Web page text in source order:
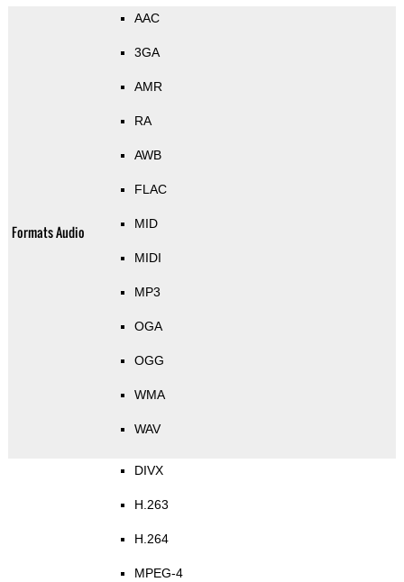
Formats Audio
AAC
3GA
AMR
RA
AWB
FLAC
MID
MIDI
MP3
OGA
OGG
WMA
WAV
DIVX
H.263
H.264
MPEG-4